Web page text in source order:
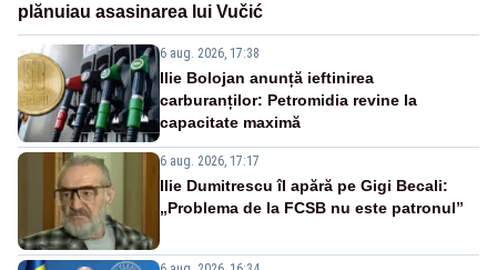
plănuiau asasinarea lui Vučić
6 aug. 2026, 17:38
Ilie Bolojan anunță ieftinirea
carburanților: Petromidia revine la
capacitate maximă
6 aug. 2026, 17:17
Ilie Dumitrescu îl apără pe Gigi Becali:
„Problema de la FCSB nu este patronul”